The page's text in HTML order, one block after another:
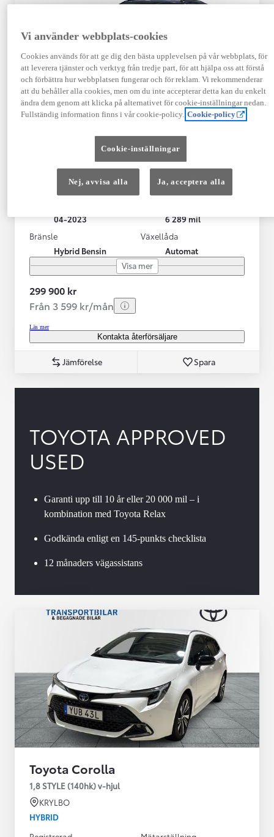
Toyota Yaris Cross
Toyota Yaris Cross 1,5 Hybrid Adventure Drag V-Hjul
KRYLBO
04-2023
6 289 mil
Bränsle
Hybrid Bensin
Växellåda
Automat
Visa mer
299 900 kr
Från 3 599 kr/mån
Läs mer
Kontakta återförsäljare
Jämförelse Spara
TOYOTA APPROVED
USED
Garanti upp till 10 år eller 20 000 mil – i
kombination med Toyota Relax
Godkända enligt en 145-punkts checklista
12 månaders vägassistans
Toyota Corolla
1,8 STYLE (140hk) v-hjul
KRYLBO
HYBRID
Vi använder webbplats-cookies
Cookies används för att ge dig den bästa upplevelsen på vår webbplats, för
att leverera tjänster och verktyg från tredje part, för att hjälpa oss att förstå
och förbättra hur webbplatsen fungerar och för reklam. Vi rekommenderar
att du behåller alla cookies, men om du inte accepterar detta kan du enkelt
ändra dem genom att klicka på alternativet för cookie-inställningar nedan.
Fullständig information finns i vår cookie-policy. Cookie-policy
Cookie-inställningar
Nej, avvisa alla Ja, acceptera alla